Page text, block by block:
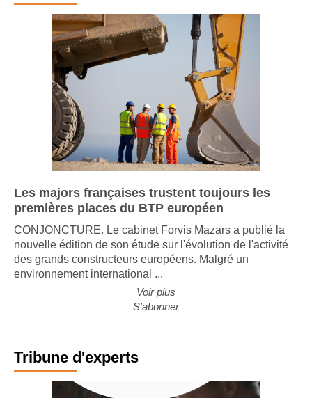
Les majors françaises trustent toujours les
premières places du BTP européen
CONJONCTURE. Le cabinet Forvis Mazars a publié la
nouvelle édition de son étude sur l'évolution de l'activité
des grands constructeurs européens. Malgré un
environnement international ...
Voir plus
S'abonner
Tribune d'experts